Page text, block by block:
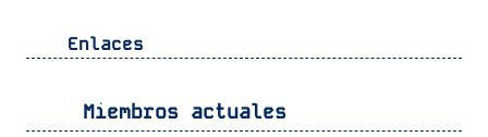
Enlaces
Miembros actuales